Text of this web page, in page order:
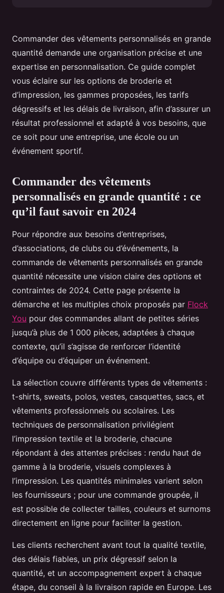
Commander des vêtements personnalisés en grande
quantité demande une organisation précise et une
expertise en personnalisation. Ce guide complet
vous éclaire sur les options de broderie et
d’impression, les gammes proposées, les tarifs
dégressifs et les délais de livraison, afin d’assurer un
résultat professionnel et adapté à vos besoins, que
ce soit pour une entreprise, une école ou un
événement sportif.
Commander des vêtements
personnalisés en grande quantité : ce
qu’il faut savoir en 2024
Pour répondre aux besoins d’entreprises,
d’associations, de clubs ou d’événements, la
commande de vêtements personnalisés en grande
quantité nécessite une vision claire des options et
contraintes de 2024. Cette page présente la
démarche et les multiples choix proposés par Flock
You pour des commandes allant de petites séries
jusqu’à plus de 1 000 pièces, adaptées à chaque
contexte, qu’il s’agisse de renforcer l’identité
d’équipe ou d’équiper un événement.
La sélection couvre différents types de vêtements :
t-shirts, sweats, polos, vestes, casquettes, sacs, et
vêtements professionnels ou scolaires. Les
techniques de personnalisation privilégient
l’impression textile et la broderie, chacune
répondant à des attentes précises : rendu haut de
gamme à la broderie, visuels complexes à
l’impression. Les quantités minimales varient selon
les fournisseurs ; pour une commande groupée, il
est possible de collecter tailles, couleurs et surnoms
directement en ligne pour faciliter la gestion.
Les clients recherchent avant tout la qualité textile,
des délais fiables, un prix dégressif selon la
quantité, et un accompagnement expert à chaque
étape, du conseil à la livraison rapide en Europe. Les